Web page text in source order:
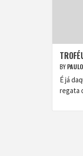
BY
É já
regata